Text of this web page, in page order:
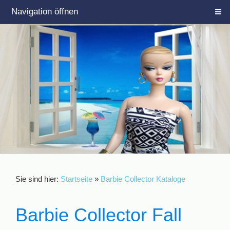
Navigation öffnen
Sie sind hier: Startseite » Barbie Collector Kataloge
Barbie Collector Fall